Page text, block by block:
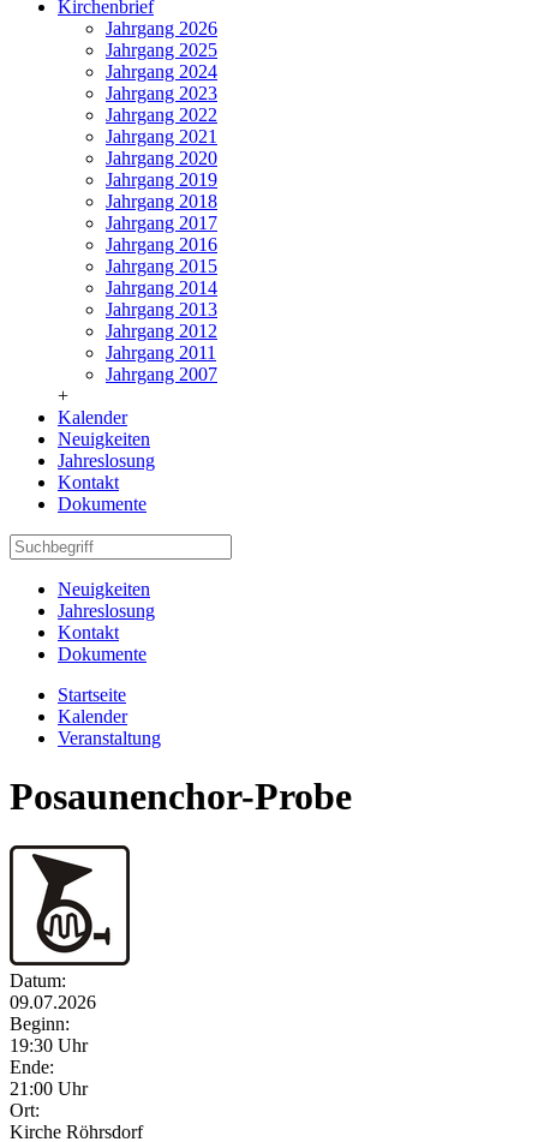
Kirchenbrief
Jahrgang 2026
Jahrgang 2025
Jahrgang 2024
Jahrgang 2023
Jahrgang 2022
Jahrgang 2021
Jahrgang 2020
Jahrgang 2019
Jahrgang 2018
Jahrgang 2017
Jahrgang 2016
Jahrgang 2015
Jahrgang 2014
Jahrgang 2013
Jahrgang 2012
Jahrgang 2011
Jahrgang 2007
+
Kalender
Neuigkeiten
Jahreslosung
Kontakt
Dokumente
Neuigkeiten
Jahreslosung
Kontakt
Dokumente
Startseite
Kalender
Veranstaltung
Posaunenchor-Probe
Datum:
09.07.2026
Beginn:
19:30 Uhr
Ende:
21:00 Uhr
Ort:
Kirche Röhrsdorf